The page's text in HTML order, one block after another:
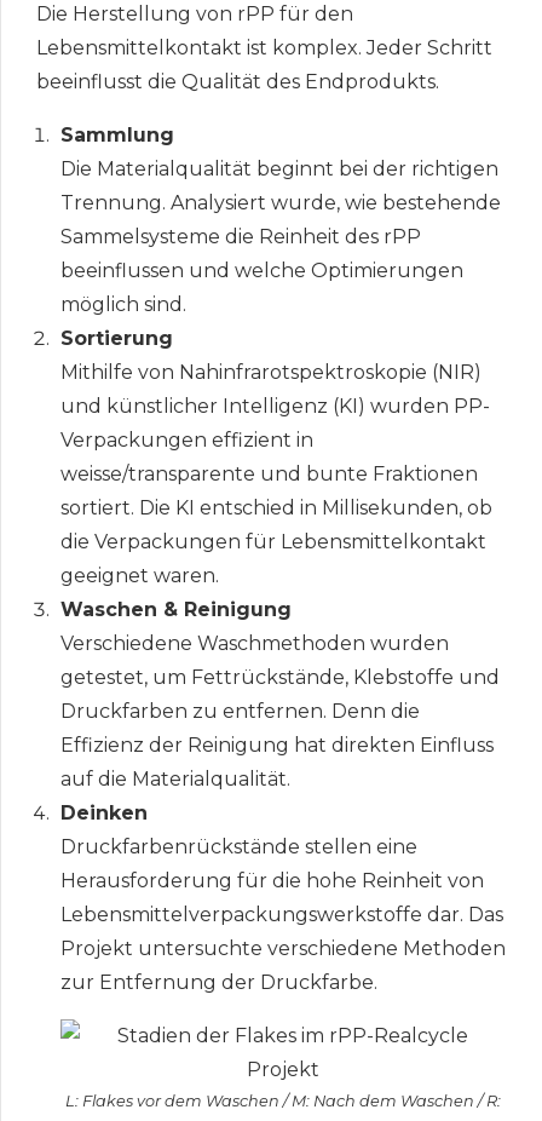
Die Herstellung von rPP für den
Lebensmittelkontakt ist komplex. Jeder Schritt
beeinflusst die Qualität des Endprodukts.
Sammlung
Die Materialqualität beginnt bei der richtigen
Trennung. Analysiert wurde, wie bestehende
Sammelsysteme die Reinheit des rPP
beeinflussen und welche Optimierungen
möglich sind.
Sortierung
Mithilfe von Nahinfrarotspektroskopie (NIR)
und künstlicher Intelligenz (KI) wurden PP-
Verpackungen effizient in
weisse/transparente und bunte Fraktionen
sortiert. Die KI entschied in Millisekunden, ob
die Verpackungen für Lebensmittelkontakt
geeignet waren.
Waschen & Reinigung
Verschiedene Waschmethoden wurden
getestet, um Fettrückstände, Klebstoffe und
Druckfarben zu entfernen. Denn die
Effizienz der Reinigung hat direkten Einfluss
auf die Materialqualität.
Deinken
Druckfarbenrückstände stellen eine
Herausforderung für die hohe Reinheit von
Lebensmittelverpackungswerkstoffe dar. Das
Projekt untersuchte verschiedene Methoden
zur Entfernung der Druckfarbe.
L: Flakes vor dem Waschen / M: Nach dem Waschen / R: